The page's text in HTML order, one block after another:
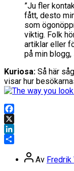
”Ju fler
fått, desto
som
viktig. Folk
artiklar eller
på min blogg,
Kuriosa: Så här
visar hur
Facebook
X
LinkedIn
Av Fredrik